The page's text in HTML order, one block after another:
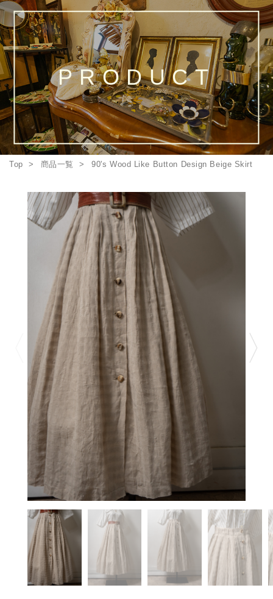
PRODUCT
Top 商品一覧 90's Wood Like Button Design Beige Skirt